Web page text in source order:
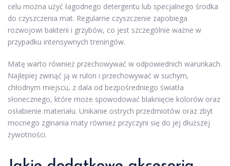
celu można użyć łagodnego detergentu lub specjalnego środka
do czyszczenia mat. Regularne czyszczenie zapobiega
rozwojowi bakterii i grzybów, co jest szczególnie ważne w
przypadku intensywnych treningów.
Matę warto również przechowywać w odpowiednich warunkach.
Najlepiej zwinąć ją w rulon i przechowywać w suchym,
chłodnym miejscu, z dala od bezpośredniego światła
słonecznego, które może spowodować blaknięcie kolorów oraz
osłabienie materiału. Unikanie ostrych przedmiotów oraz zbyt
mocnego zginania maty również przyczyni się do jej dłuższej
żywotności.